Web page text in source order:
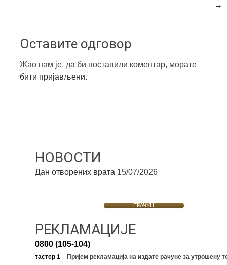
→
Оставите одговор
Жао нам је, да би поставили коментар, морате
бити пријављени.
НОВОСТИ
Дан отворених врата 15/07/2026
ЕРАЧУН
РЕКЛАМАЦИЈЕ
0800 (105-104)
тастер 1–Пријем рекламација на издате рачуне за утрошену